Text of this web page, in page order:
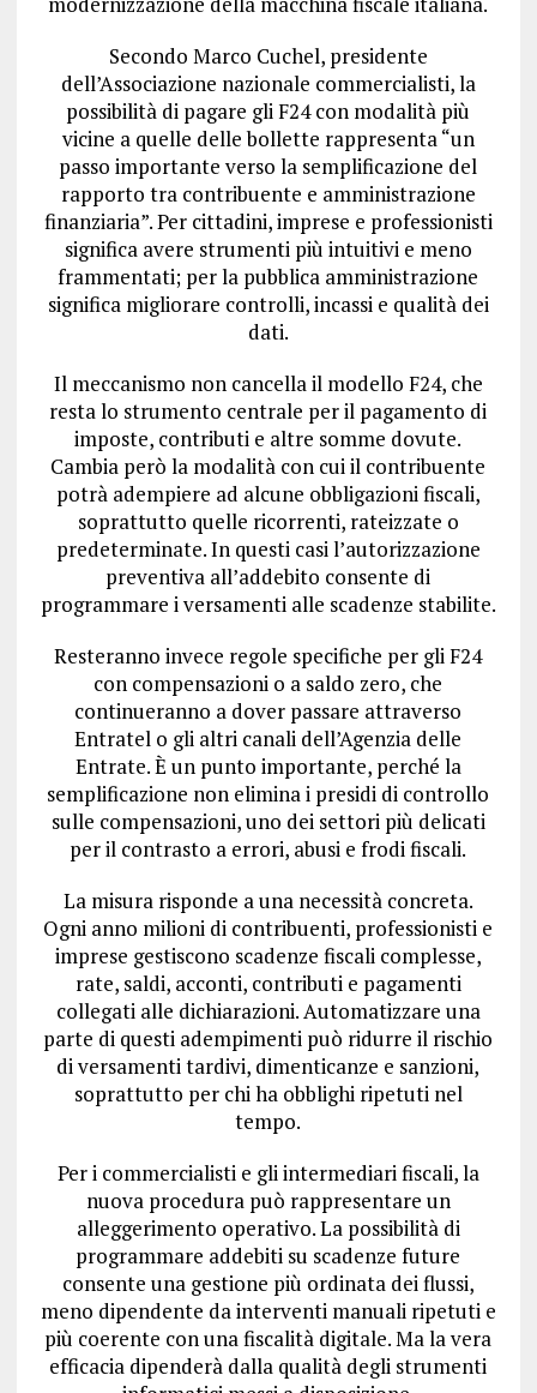
Secondo Marco Cuchel, presidente
dell’Associazione nazionale commercialisti, la
possibilità di pagare gli F24 con modalità più
vicine a quelle delle bollette rappresenta “un
passo importante verso la semplificazione del
rapporto tra contribuente e amministrazione
finanziaria”. Per cittadini, imprese e professionisti
significa avere strumenti più intuitivi e meno
frammentati; per la pubblica amministrazione
significa migliorare controlli, incassi e qualità dei
dati.
Il meccanismo non cancella il modello F24, che
resta lo strumento centrale per il pagamento di
imposte, contributi e altre somme dovute.
Cambia però la modalità con cui il contribuente
potrà adempiere ad alcune obbligazioni fiscali,
soprattutto quelle ricorrenti, rateizzate o
predeterminate. In questi casi l’autorizzazione
preventiva all’addebito consente di
programmare i versamenti alle scadenze stabilite.
Resteranno invece regole specifiche per gli F24
con compensazioni o a saldo zero, che
continueranno a dover passare attraverso
Entratel o gli altri canali dell’Agenzia delle
Entrate. È un punto importante, perché la
semplificazione non elimina i presidi di controllo
sulle compensazioni, uno dei settori più delicati
per il contrasto a errori, abusi e frodi fiscali.
La misura risponde a una necessità concreta.
Ogni anno milioni di contribuenti, professionisti e
imprese gestiscono scadenze fiscali complesse,
rate, saldi, acconti, contributi e pagamenti
collegati alle dichiarazioni. Automatizzare una
parte di questi adempimenti può ridurre il rischio
di versamenti tardivi, dimenticanze e sanzioni,
soprattutto per chi ha obblighi ripetuti nel
tempo.
Per i commercialisti e gli intermediari fiscali, la
nuova procedura può rappresentare un
alleggerimento operativo. La possibilità di
programmare addebiti su scadenze future
consente una gestione più ordinata dei flussi,
meno dipendente da interventi manuali ripetuti e
più coerente con una fiscalità digitale. Ma la vera
efficacia dipenderà dalla qualità degli strumenti